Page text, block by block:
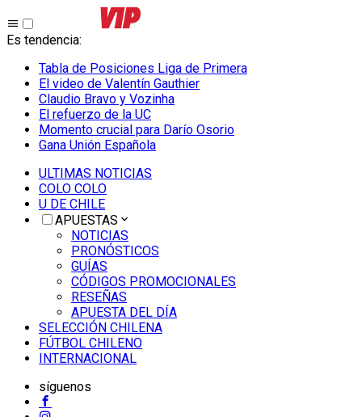
Es tendencia:
Tabla de Posiciones Liga de Primera
El video de Valentín Gauthier
Claudio Bravo y Vozinha
El refuerzo de la UC
Momento crucial para Darío Osorio
Gana Unión Española
ULTIMAS NOTICIAS
COLO COLO
U DE CHILE
APUESTAS
NOTICIAS
PRONÓSTICOS
GUÍAS
CÓDIGOS PROMOCIONALES
RESEÑAS
APUESTA DEL DÍA
SELECCIÓN CHILENA
FÚTBOL CHILENO
INTERNACIONAL
síguenos